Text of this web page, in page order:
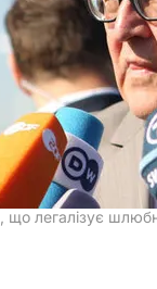
легалізує